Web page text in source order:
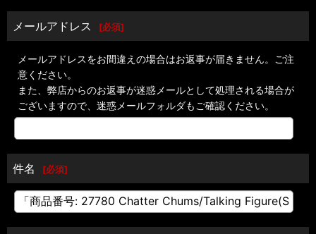
メールアドレス [必須]
メールアドレスをお間違えの場合はお返事が届きません。ご注
意ください。
また、弊店からのお返事が迷惑メールとして処理される場合が
ございますので、迷惑メールフォルダもご確認ください。
件名 [必須]